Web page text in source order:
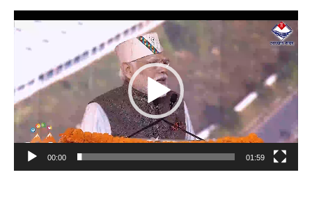
Video
Player
00:00 01:59